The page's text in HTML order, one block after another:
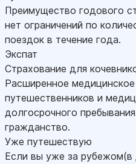
Преимущество годового
нет ограничений по
поездок в течение года.
Экспат
Страхование для
Расширенное
путешественников и
долгосрочного
гражданство.
Уже путешествую
Если вы уже за рубежом(в